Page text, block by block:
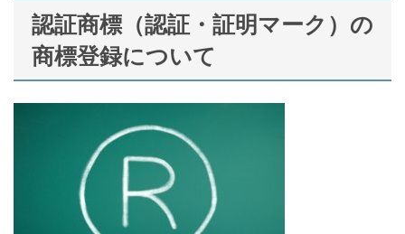
認証商標（認証・証明マーク）の
商標登録について